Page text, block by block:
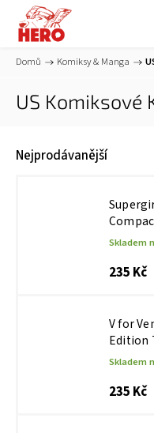
Domů / Komiksy & Manga /
US Komiksové
Nejprodávanější
Skladem
235 Kč
V for
Edition
Skladem
235 Kč